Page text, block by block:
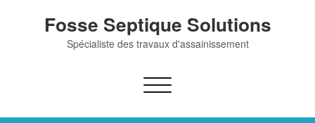
Fosse Septique Solutions
Spécialiste des travaux d'assainissement
Afficher/masquer
navigation